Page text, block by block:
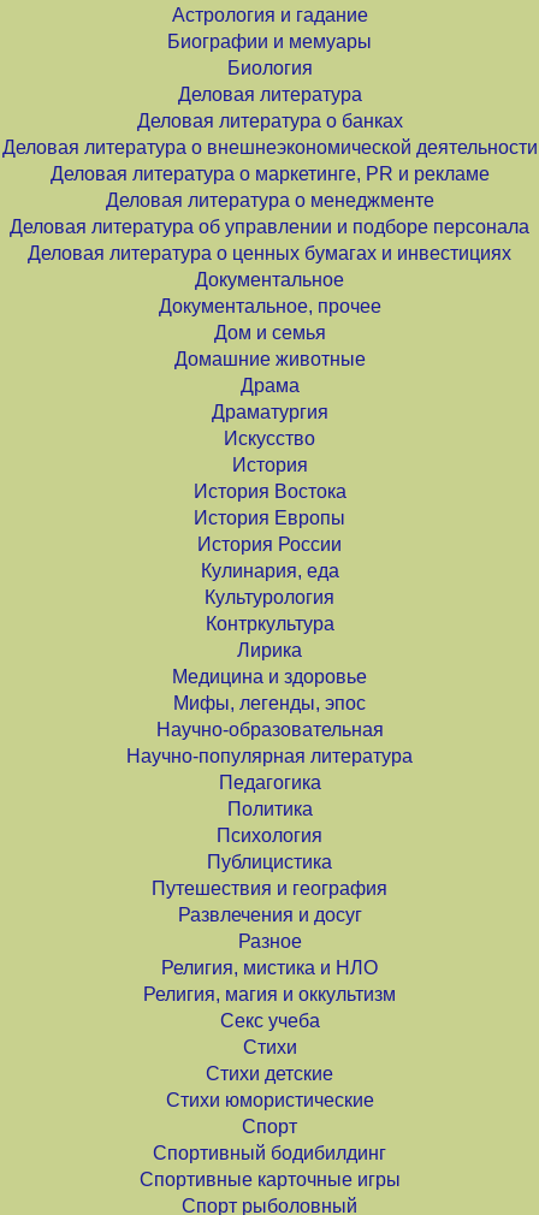
Астрология и гадание
Биографии и мемуары
Биология
Деловая литература
Деловая литература о банках
Деловая литература о внешнеэкономической деятельности
Деловая литература о маркетинге, PR и рекламе
Деловая литература о менеджменте
Деловая литература об управлении и подборе персонала
Деловая литература о ценных бумагах и инвестициях
Документальное
Документальное, прочее
Дом и семья
Домашние животные
Драма
Драматургия
Искусство
История
История Востока
История Европы
История России
Кулинария, еда
Культурология
Контркультура
Лирика
Медицина и здоровье
Мифы, легенды, эпос
Научно-образовательная
Научно-популярная литература
Педагогика
Политика
Психология
Публицистика
Путешествия и география
Развлечения и досуг
Разное
Религия, мистика и НЛО
Религия, магия и оккультизм
Секс учеба
Стихи
Стихи детские
Стихи юмористические
Спорт
Спортивный бодибилдинг
Спортивные карточные игры
Спорт рыболовный